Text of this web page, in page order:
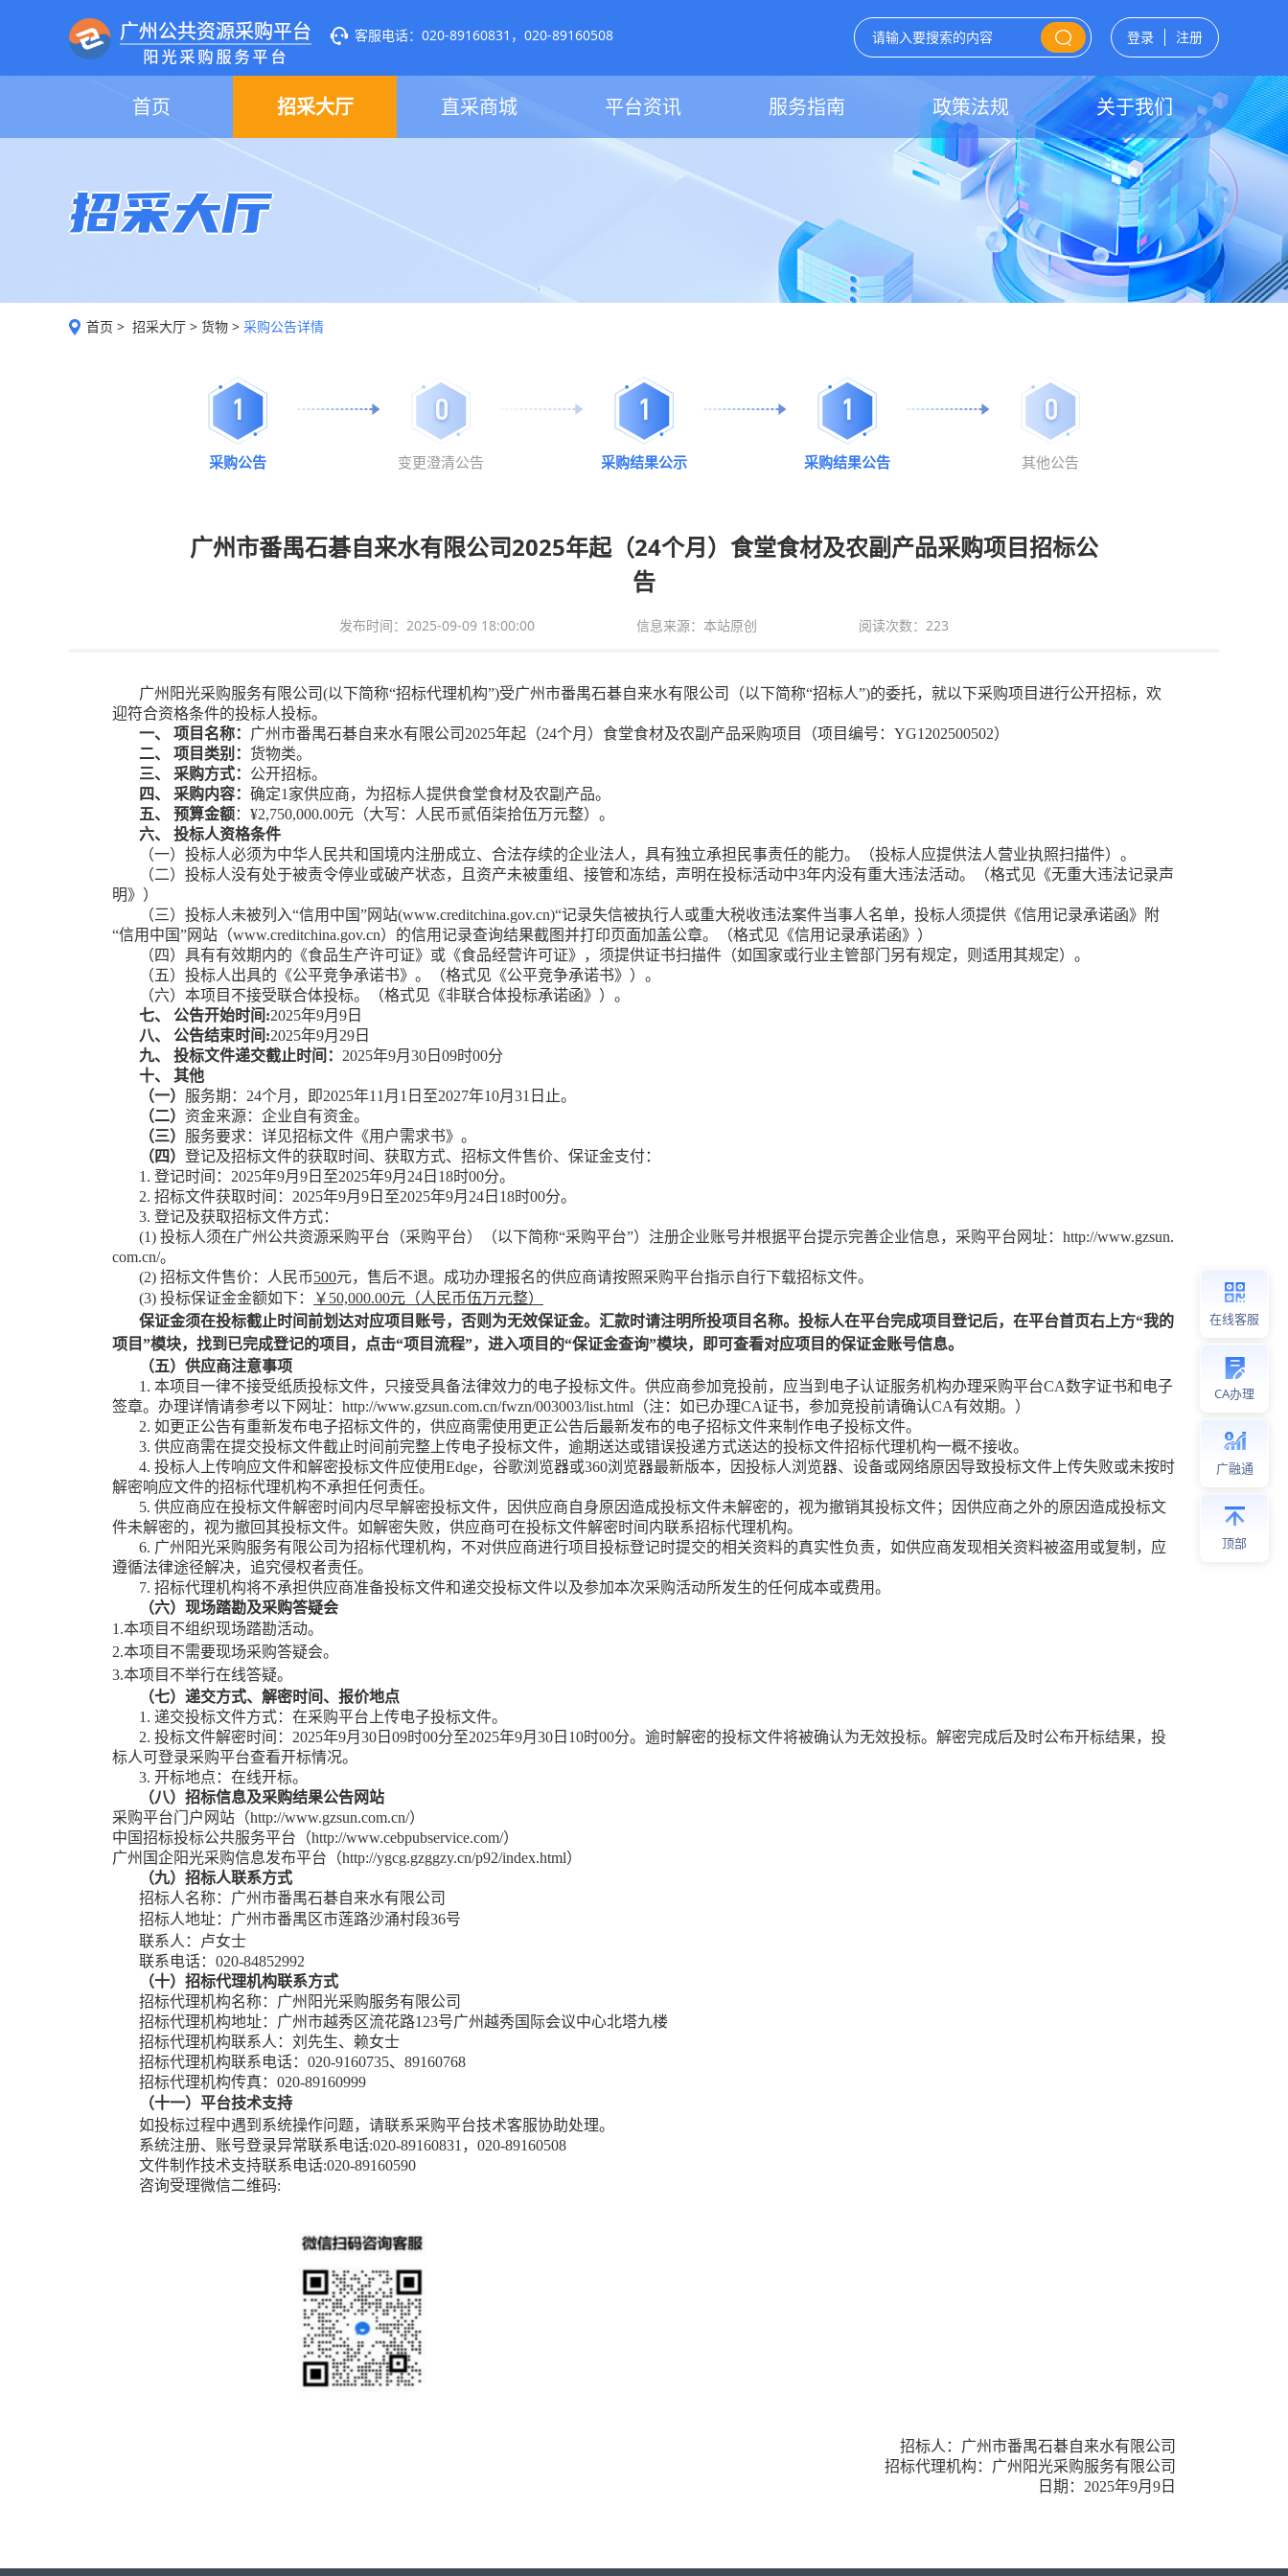
客服电话：020-89160831，020-89160508 登录 注册
首页 招采大厅 直采商城 平台资讯 服务指南 政策法规 关于我们
在线客服
CA办理
广融通
顶部
招采大厅
首页 > 招采大厅 > 货物 > 采购公告详情
1
采购公告
0
变更澄清公告
1
采购结果公示
1
采购结果公告
0
其他公告
广州市番禺石碁自来水有限公司2025年起（24个月）食堂食材及农副产品采购项目招标公
告
发布时间：2025-09-09 18:00:00 信息来源：本站原创 阅读次数： 223
广州阳光采购服务有限公司(以下简称“招标代理机构”)受广州市番禺石碁自来水有限公司 （以下简称“招标人”)的委托，就以下采购项目进行公开招标，欢
迎符合资格条件的投标人投标。
一、 项目名称： 广州市番禺石碁自来水有限公司 2025年起（24个月）食堂食材及农副产品采购项目 （项目编号： YG1202500502）
二、 项目类别： 货物类。
三、 采购方式： 公开招标。
四、 采购内容： 确定1 家供应商，为招标人提供食堂食材及农副产品。
五、 预算金额： ¥2,750,000.00元（大写：人民币贰佰柒拾伍万元整） 。
六、 投标人资格条件
（一） 投标人必须为中华人民共和国境内注册成立、合法存续的企业法人 ， 具有独立承担民事责任的能力。（投标人应提供法人营业执照扫描件）。
（二） 投标人没有处于被责令停业或破产状态，且资产未被重组、接管和冻结，声明在投标活动中3年内没有重大违法活动。（格式见《无重大违法记录声
明》 ）
（三） 投标人未被列入“信用中国”网站(www.creditchina.gov.cn)“记录失信被执行人或重大税收违法案件当事人名单，投标人须提供《信用记录承诺函》附
“信用中国”网站（www.creditchina.gov.cn）的信用记录查询结果截图并打印页面加盖公章。（格式见《信用记录承诺函》）
（四） 具有有效期内的《食品生产许可证》或《食品经营许可证》，须提供证书扫描件（如国家或行业主管部门另有规定，则适用其规定） 。
（五） 投标人出具的《公平竞争承诺书》。（格式见《公平竞争承诺书》） 。
（六） 本项目不接受联合体投标。（格式见《非联合体投标承诺函》） 。
七、 公告开始时间 :2025年9月 9 日
八、 公告结束时间 :2025年9月 29 日
九、 投标文件递交截止时间： 2025年9月 30 日 09时00分
十、 其他
（一） 服务期： 24个月，即2025年11月1日至2027年10月31日止。
（二） 资金来源：企业自有资金。
（三） 服务要求：详见招标文件《用户需求书》 。
（四） 登记及招标文件的获取时间、获取方式、招标文件售价、保证金支付：
1. 登记时间： 2025年9月 9 日至2025年9月 24 日 18时00分。
2. 招标文件获取时间： 2025年9月 9 日至2025年9月 24 日 18时00分。
3. 登记及获取招标文件方式：
(1) 投标人须在广州公共资源采购平台（采购平台） （以下简称“采购平台”） 注册企业账号并根据平台提示完善企业信息， 采购平台 网址： http://www.gzsun.
com.cn/。
(2) 招标文件售价：人民币500元，售后不退。成功办理报名的供应商请按照采购平台指示自行下载招标文件。
(3) 投标保证金金额如下： ￥ 50,000.00元（人民币伍万元整）
保证金须在投标截止时间前划达对应项目账号，否则为无效保证金。汇款时请注明所投项目名称。投标人在平台完成项目登记后，在平台首页右上方“我的
项目”模块，找到已完成登记的项目，点击“项目流程”，进入项目的“保证金查询”模块，即可查看对应项目的保证金账号信息。
（五） 供应商注意事项
1. 本项目一律不接受纸质投标文件，只接受具备法律效力的电子投标文件。供应商参加竞投前，应当到电子认证服务机构办理采购平台CA数字证书和电子
签章。办理详情请参考以下网址： http://www.gzsun.com.cn/fwzn/003003/list.html （注：如已办理CA证书，参加竞投前请确认CA有效期。）
2. 如更正公告有重新发布电子招标文件的，供应商需使用更正公告后最新发布的电子招标文件来制作电子投标文件。
3. 供应商需在提交投标文件截止时间前完整上传电子投标文件，逾期送达或错误投递方式送达的投标文件招标代理机构一概不接收。
4. 投标人 上传响应文件和解密投标文件应使用Edge，谷歌浏览器或360浏览器最新版本，因投标人浏览器、设备或网络原因导致投标文件上传失败或未按时
解密响应文件的招标代理机构不承担任何责任。
5. 供应商应在投标文件解密时间内尽早解密投标文件，因供应商自身原因造成投标文件未解密的，视为撤销其投标文件；因供应商之外的原因造成投标文
件未解密的，视为撤回其投标文件。如解密失败，供应商可在投标文件解密时间内联系招标代理机构。
6. 广州阳光采购服务有限公司为招标代理机构，不对供应商进行项目投标登记时提交的相关资料的真实性负责，如供应商发现相关资料被盗用或复制，应
遵循法律途径解决，追究侵权者责任。
7. 招标代理机构将不承担供应商准备投标文件和递交投标文件以及参加本次采购活动所发生的任何成本或费用。
（六） 现场踏勘及采购答疑会
1.本项目不组织现场踏勘活动。
2.本项目不需要现场采购答疑会。
3.本项目不举行在线答疑。
（七） 递交方式、解密时间、报价地点
1. 递交投标文件方式：在采购平台 上传电子投标文件。
2. 投标文件解密时间： 2025年9月 30 日 09时00分至2025年9月 30 日 10时00分。 逾时解密的投标文件将被确认为无效投标。解密完成后及时公布开标结果，投
标人可登录采购平台查看开标情况。
3. 开标地点：在线开标。
（八） 招标信息及采购结果公告网站
采购平台门户网站（http://www.gzsun.com.cn/）
中国招标投标公共服务平台（http://www.cebpubservice.com/）
广州国企阳光采购信息发布平台 （http://ygcg.gzggzy.cn/p92/index.html）
（九） 招标人联系方式
招标人名称： 广州市番禺石碁自来水有限公司
招标人地址：广州市番禺区市莲路沙涌村段36号
联系人：
卢女士
联系电话： 020-84852992
（十） 招标代理机构联系方式
招标代理机构名称：广州阳光采购服务有限公司
招标代理机构地址：广州市越秀区流花路123号广州越秀国际会议中心北塔九楼
招标代理机构联系人： 刘先生、 赖女士
招标代理机构联系电话： 020-9160735、 89160768
招标代理机构传真： 020-89160999
（十一）平台技术支持
如投标过程中遇到系统操作问题，请联系采购平台技术客服协助处理。
系统注册、账号登录异常联系电话:020-89160831，020-89160508
文件制作技术支持联系电话:020-89160590
咨询受理微信二维码:
招标人： 广州市番禺石碁自来水有限公司
招标代理机构：广州阳光采购服务有限公司
日期： 2025年9月 9 日